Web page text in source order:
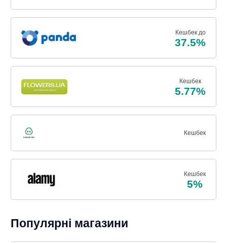
Кешбек до
37.5%
Кешбек
5.77%
Кешбек
Кешбек
5%
Популярні магазини